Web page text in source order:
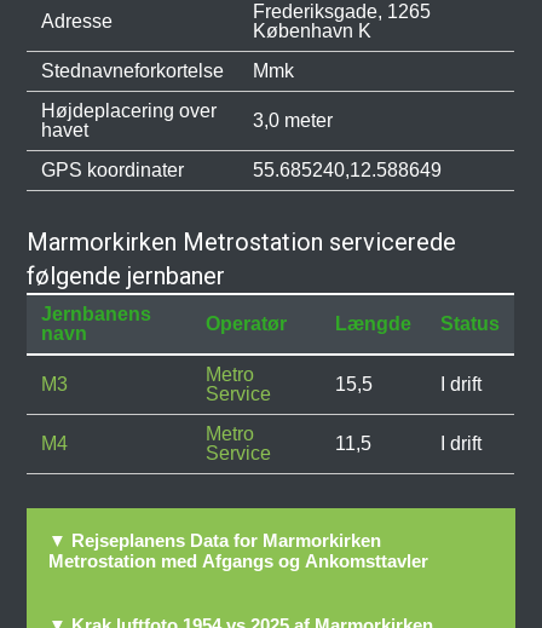
Adresse
Frederiksgade, 1265
København K
Stednavneforkortelse
Mmk
Højdeplacering over
havet
3,0 meter
GPS koordinater 55.685240,12.588649
Marmorkirken Metrostation servicerede
følgende jernbaner
Jernbanens
navn
Operatør Længde Status
M3
Metro
Service
15,5 I drift
M4
Metro
Service
11,5 I drift
▼ Rejseplanens Data for Marmorkirken
Metrostation med Afgangs og Ankomsttavler